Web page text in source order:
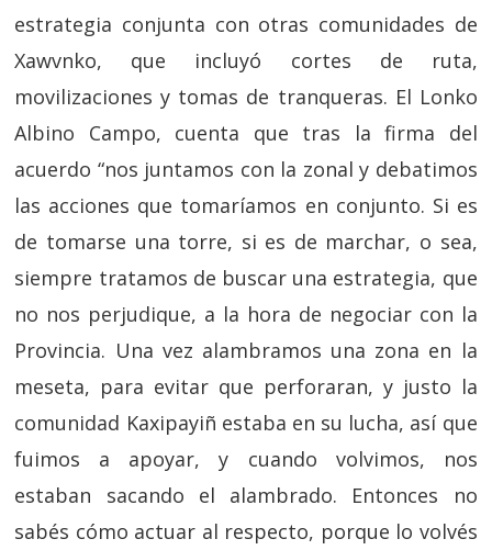
estrategia conjunta con otras comunidades de
Xawvnko, que incluyó cortes de ruta,
movilizaciones y tomas de tranqueras. El Lonko
Albino Campo, cuenta que tras la firma del
acuerdo “nos juntamos con la zonal y debatimos
las acciones que tomaríamos en conjunto. Si es
de tomarse una torre, si es de marchar, o sea,
siempre tratamos de buscar una estrategia, que
no nos perjudique, a la hora de negociar con la
Provincia. Una vez alambramos una zona en la
meseta, para evitar que perforaran, y justo la
comunidad Kaxipayiñ estaba en su lucha, así que
fuimos a apoyar, y cuando volvimos, nos
estaban sacando el alambrado. Entonces no
sabés cómo actuar al respecto, porque lo volvés